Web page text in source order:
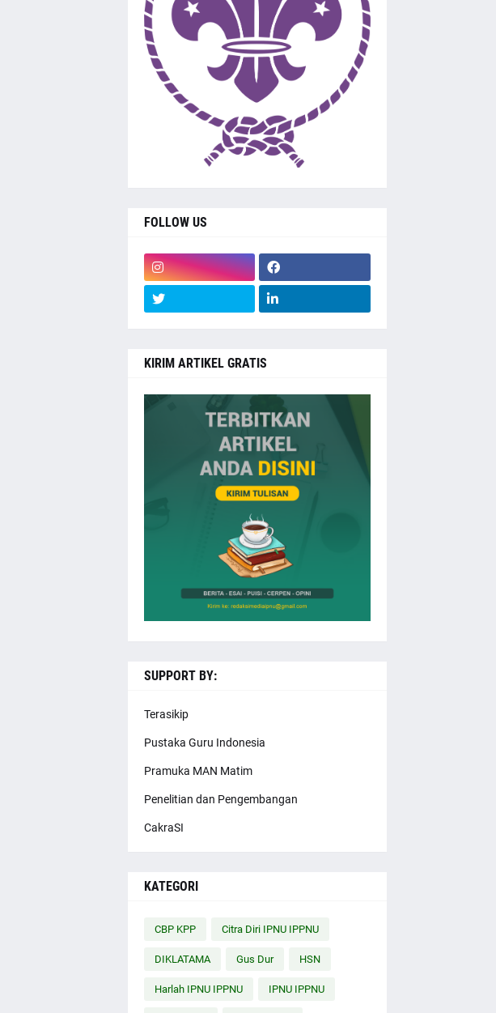
FOLLOW US
KIRIM ARTIKEL GRATIS
SUPPORT BY:
Terasikip
Pustaka Guru Indonesia
Pramuka MAN Matim
Penelitian dan Pengembangan
CakraSI
KATEGORI
CBP KPP Citra Diri IPNU IPPNU
DIKLATAMA Gus Dur HSN
Harlah IPNU IPPNU IPNU IPPNU